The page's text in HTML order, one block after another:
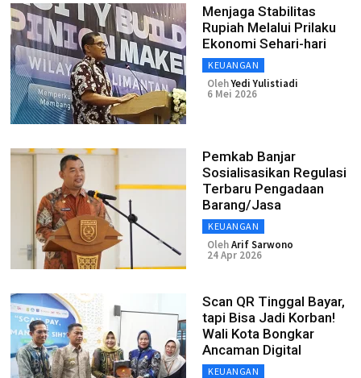
Menjaga Stabilitas
Rupiah Melalui Prilaku
Ekonomi Sehari-hari
KEUANGAN
OlehYedi Yulistiadi
6 Mei 2026
Pemkab Banjar
Sosialisasikan Regulasi
Terbaru Pengadaan
Barang/Jasa
KEUANGAN
OlehArif Sarwono
24 Apr 2026
Scan QR Tinggal Bayar,
tapi Bisa Jadi Korban!
Wali Kota Bongkar
Ancaman Digital
KEUANGAN